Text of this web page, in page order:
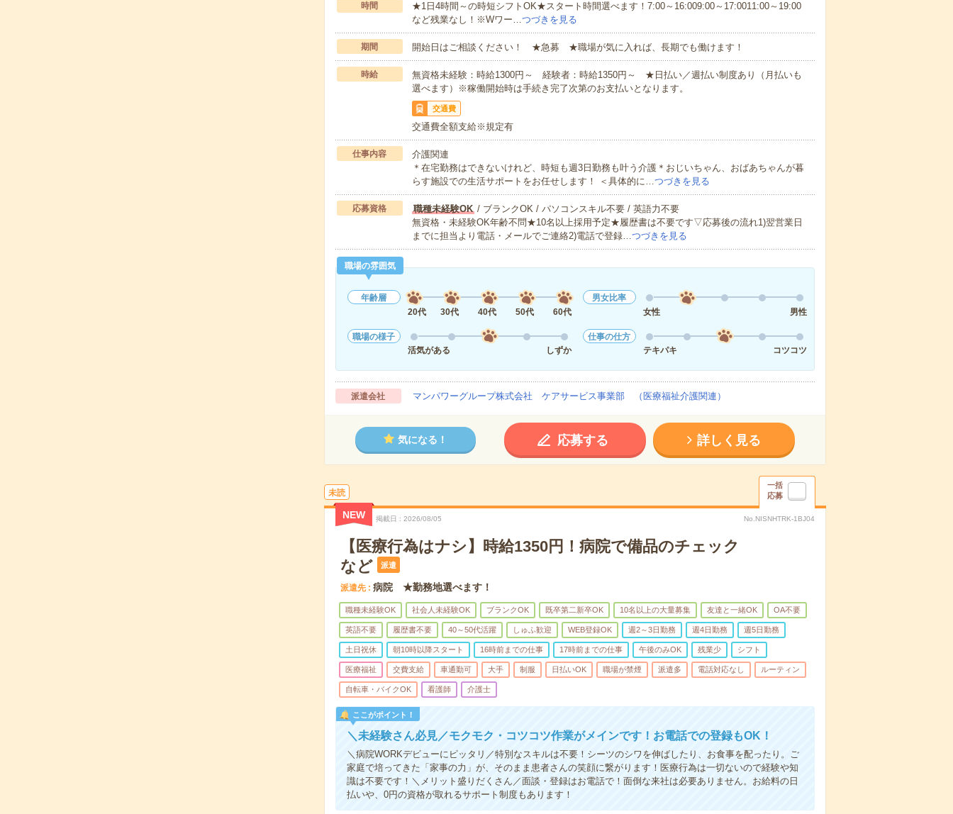
時間
★1日4時間～の時短シフトOK★スタート時間選べます！7:00～16:009:00～17:0011:00～19:00
など残業なし！※Wワー…つづきを見る
期間 開始日はご相談ください！ ★急募 ★職場が気に入れば、長期でも働けます！
時給
無資格未経験：時給1300円～ 経験者：時給1350円～ ★日払い／週払い制度あり（月払いも
選べます）※稼働開始時は手続き完了次第のお支払いとなります。
交通費
交通費全額支給※規定有
仕事内容
介護関連
＊在宅勤務はできないけれど、時短も週3日勤務も叶う介護＊おじいちゃん、おばあちゃんが暮
らす施設での生活サポートをお任せします！ ＜具体的に…つづきを見る
応募資格 職種未経験OK/ ブランクOK / パソコンスキル不要 / 英語力不要
無資格・未経験OK年齢不問★10名以上採用予定★履歴書は不要です▽応募後の流れ1)翌営業日
までに担当より電話・メールでご連絡2)電話で登録…つづきを見る
職場の雰囲気
年齢層
20代
30代 40代 50代 60代
男女比率
女性
男性
職場の様子
活気がある
しずか
仕事の仕方
テキパキ
コツコツ
派遣会社 マンパワーグループ株式会社 ケアサービス事業部 （医療福祉介護関連）
気になる！ 応募する 詳しく見る
未読
一括
応募
NEW 掲載日 2026/08/05 No.NISNHTRK-1BJ04
【医療行為はナシ】時給1350円！病院で備品のチェック
など
派遣
派遣先 病院 ★勤務地選べます！
職種未経験OK 社会人未経験OK ブランクOK 既卒第二新卒OK 10名以上の大量募集 友達と一緒OK OA不要
英語不要 履歴書不要 40～50代活躍 しゅふ歓迎 WEB登録OK 週2～3日勤務 週4日勤務 週5日勤務
土日祝休 朝10時以降スタート 16時前までの仕事 17時前までの仕事 午後のみOK 残業少 シフト
医療福祉 交費支給 車通勤可 大手 制服 日払いOK 職場が禁煙 派遣多 電話対応なし ルーティン
自転車・バイクOK 看護師 介護士
ここがポイント！
＼未経験さん必見／モクモク・コツコツ作業がメインです！お電話での登録もOK！
＼病院WORKデビューにピッタリ／特別なスキルは不要！シーツのシワを伸ばしたり、お食事を配ったり。ご
家庭で培ってきた「家事の力」が、そのまま患者さんの笑顔に繋がります！医療行為は一切ないので経験や知
識は不要です！＼メリット盛りだくさん／面談・登録はお電話で！面倒な来社は必要ありません。お給料の日
払いや、0円の資格が取れるサポート制度もあります！